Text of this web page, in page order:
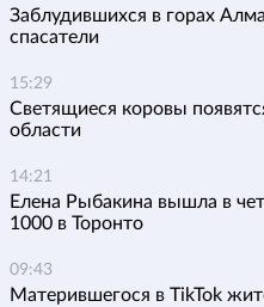
Заблудившихся в горах
спасатели
15:29
Светящиеся коровы
области
14:21
Елена Рыбакина вышла в
1000 в Торонто
09:43
Матерившегося в TikTok